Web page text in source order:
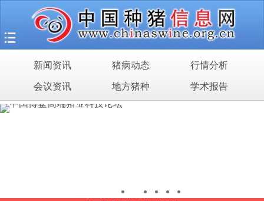
新闻资讯 猪病动态 行情分析
会议资讯 地方猪种 学术报告
首页
猪场之旅
新闻资讯
猪病动态